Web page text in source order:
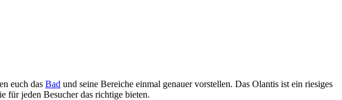
euch das Bad und seine Bereiche einmal genauer vorstellen. Das Olantis ist ein riesiges
für jeden Besucher das richtige bieten.